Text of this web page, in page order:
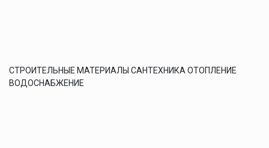
СТРОИТЕЛЬНЫЕ МАТЕРИАЛЫ САНТЕХНИКА ОТОПЛЕНИЕ
ВОДОСНАБЖЕНИЕ